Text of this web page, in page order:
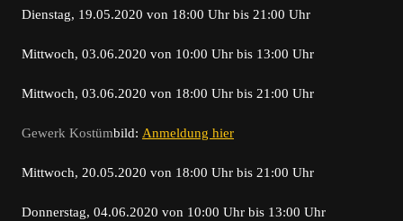
Dienstag, 19.05.2020 von 18:00 Uhr bis 21:00 Uhr
Mittwoch, 03.06.2020 von 10:00 Uhr bis 13:00 Uhr
Mittwoch, 03.06.2020 von 18:00 Uhr bis 21:00 Uhr
Gewerk Kostümbild: Anmeldung hier
Mittwoch, 20.05.2020 von 18:00 Uhr bis 21:00 Uhr
Donnerstag, 04.06.2020 von 10:00 Uhr bis 13:00 Uhr